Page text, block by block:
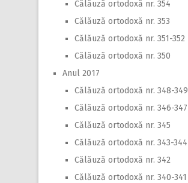
Călăuză ortodoxă nr. 354
Călăuză ortodoxă nr. 353
Călăuză ortodoxă nr. 351-352
Călăuză ortodoxă nr. 350
Anul 2017
Călăuză ortodoxă nr. 348-349
Călăuză ortodoxă nr. 346-347
Călăuză ortodoxă nr. 345
Călăuză ortodoxă nr. 343-344
Călăuză ortodoxă nr. 342
Călăuză ortodoxă nr. 340-341